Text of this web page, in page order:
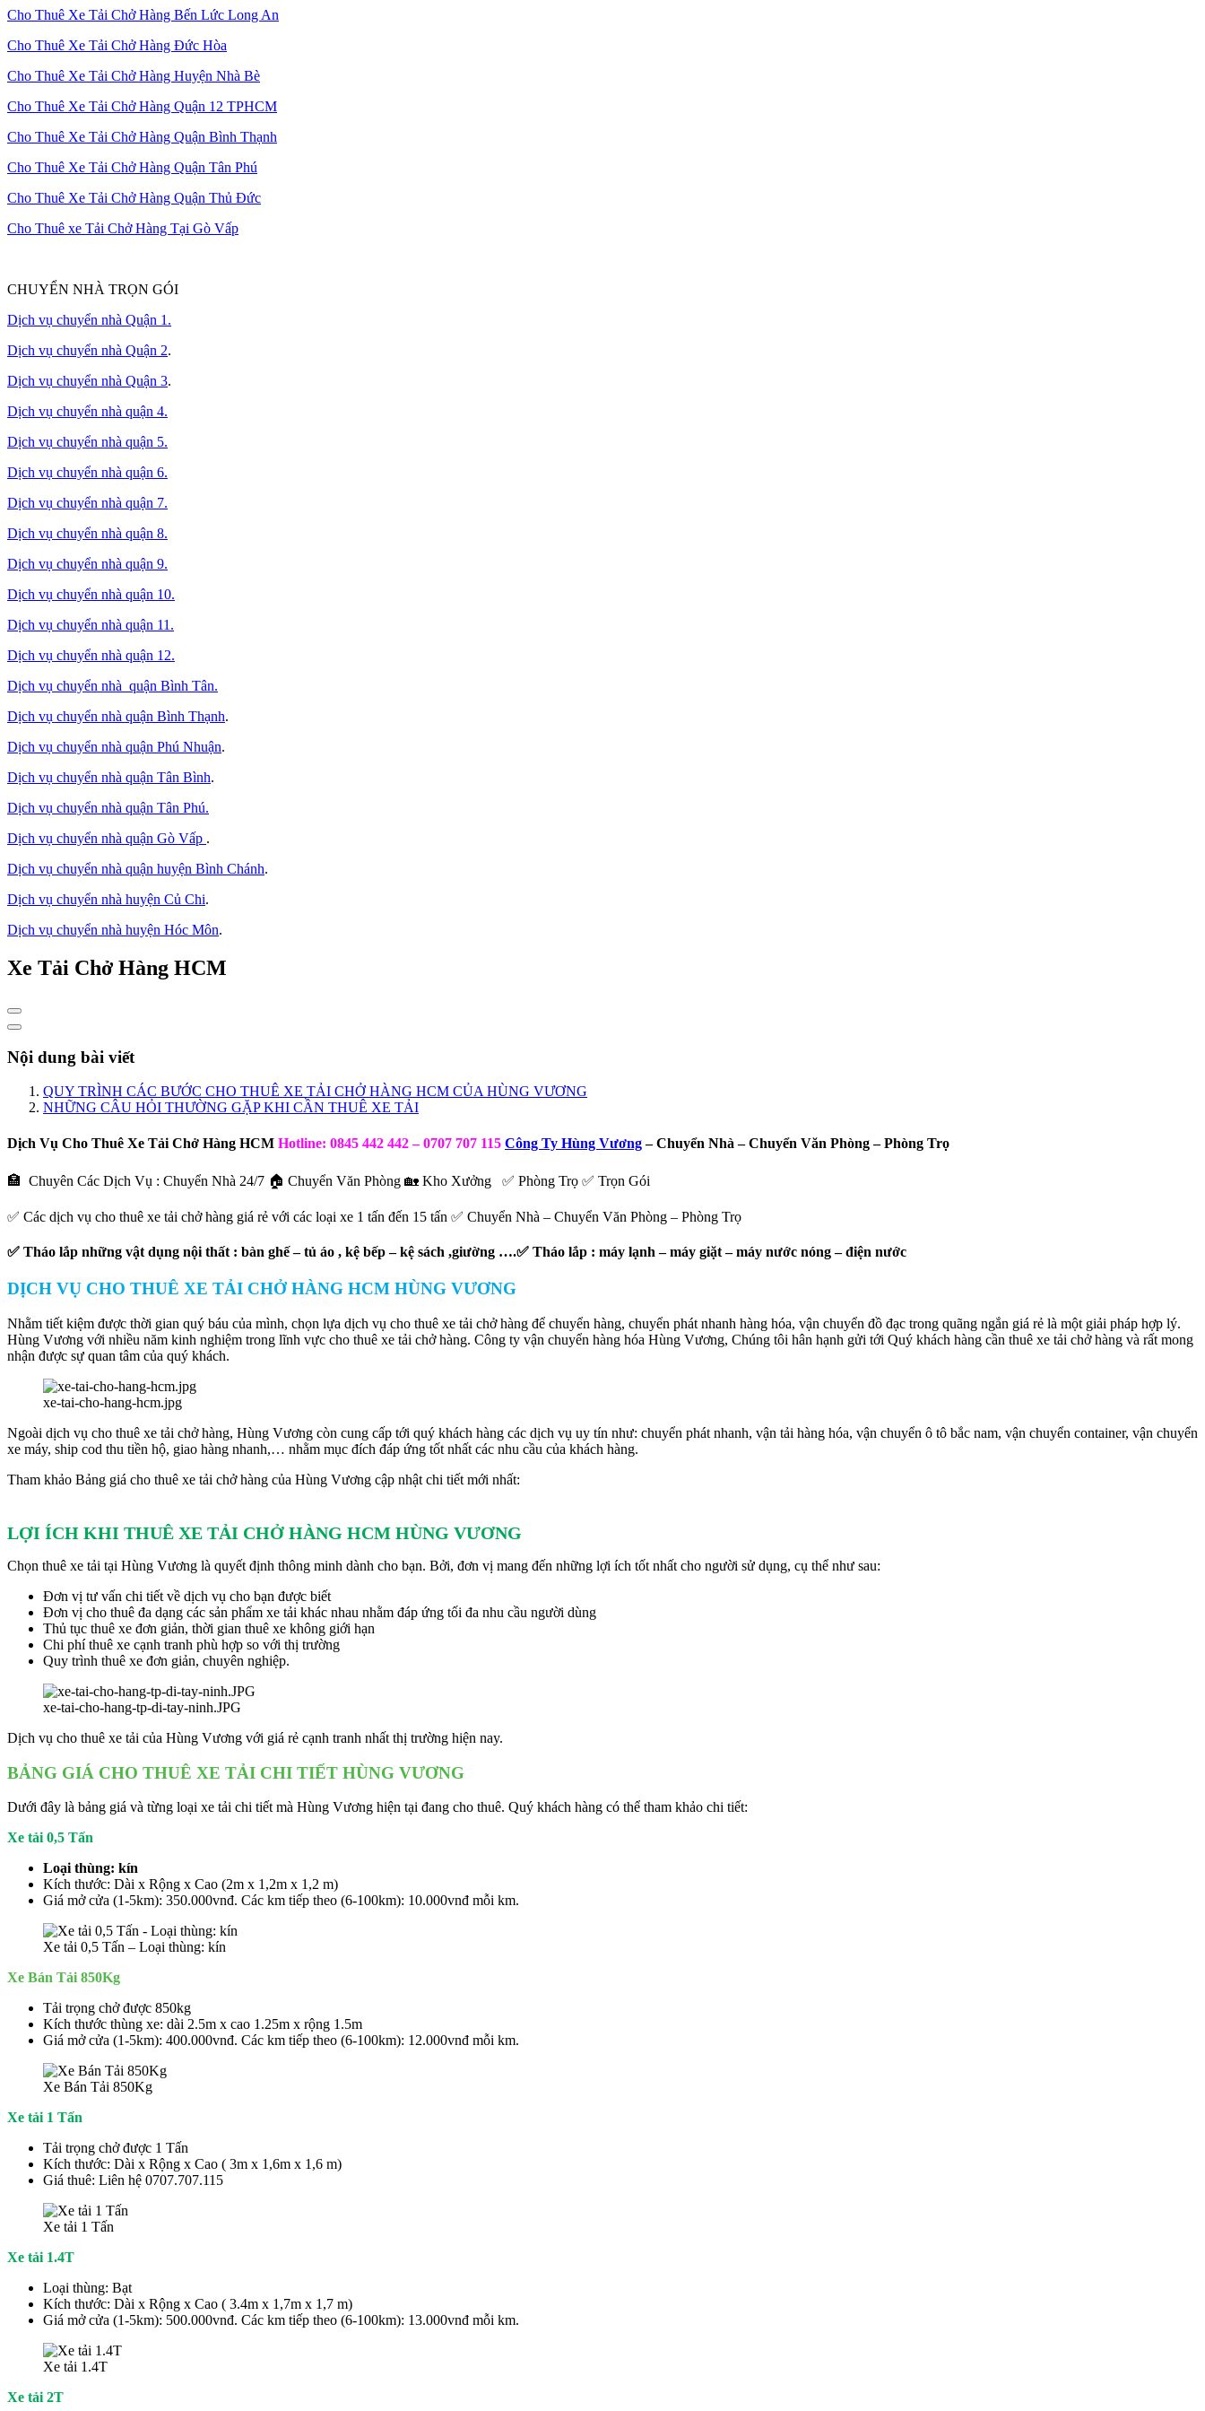
Cho Thuê Xe Tải Chở Hàng Bến Lức Long An
Cho Thuê Xe Tải Chở Hàng Đức Hòa
Cho Thuê Xe Tải Chở Hàng Huyện Nhà Bè
Cho Thuê Xe Tải Chở Hàng Quận 12 TPHCM
Cho Thuê Xe Tải Chở Hàng Quận Bình Thạnh
Cho Thuê Xe Tải Chở Hàng Quận Tân Phú
Cho Thuê Xe Tải Chở Hàng Quận Thủ Đức
Cho Thuê xe Tải Chở Hàng Tại Gò Vấp
CHUYỂN NHÀ TRỌN GÓI
Dịch vụ chuyển nhà Quận 1.
Dịch vụ chuyển nhà Quận 2.
Dịch vụ chuyển nhà Quận 3.
Dịch vụ chuyển nhà quận 4.
Dịch vụ chuyển nhà quận 5.
Dịch vụ chuyển nhà quận 6.
Dịch vụ chuyển nhà quận 7.
Dịch vụ chuyển nhà quận 8.
Dịch vụ chuyển nhà quận 9.
Dịch vụ chuyển nhà quận 10.
Dịch vụ chuyển nhà quận 11.
Dịch vụ chuyển nhà quận 12.
Dịch vụ chuyển nhà quận Bình Tân.
Dịch vụ chuyển nhà quận Bình Thạnh.
Dịch vụ chuyển nhà quận Phú Nhuận.
Dịch vụ chuyển nhà quận Tân Bình.
Dịch vụ chuyển nhà quận Tân Phú.
Dịch vụ chuyển nhà quận Gò Vấp .
Dịch vụ chuyển nhà quận huyện Bình Chánh.
Dịch vụ chuyển nhà huyện Củ Chi.
Dịch vụ chuyển nhà huyện Hóc Môn.
Xe Tải Chở Hàng HCM
Nội dung bài viết
QUY TRÌNH CÁC BƯỚC CHO THUÊ XE TẢI CHỞ HÀNG HCM CỦA HÙNG VƯƠNG
NHỮNG CÂU HỎI THƯỜNG GẶP KHI CẦN THUÊ XE TẢI
Dịch Vụ Cho Thuê Xe Tải Chở Hàng HCM Hotline: 0845 442 442 – 0707 707 115 Công Ty Hùng Vương– Chuyển Nhà – Chuyển Văn Phòng – Phòng Trọ
🏣 Chuyên Các Dịch Vụ : Chuyển Nhà 24/7 🏠 Chuyển Văn Phòng 🏡 Kho Xưởng ✅ Phòng Trọ ✅ Trọn Gói
✅ Các dịch vụ cho thuê xe tải chở hàng giá rẻ với các loại xe 1 tấn đến 15 tấn ✅ Chuyển Nhà – Chuyển Văn Phòng – Phòng Trọ
✅ Tháo lắp những vật dụng nội thất : bàn ghế – tủ áo , kệ bếp – kệ sách ,giường ….✅ Tháo lắp : máy lạnh – máy giặt – máy nước nóng – điện nước
DỊCH VỤ CHO THUÊ XE TẢI CHỞ HÀNG HCM HÙNG VƯƠNG
Nhằm tiết kiệm được thời gian quý báu của mình, chọn lựa dịch vụ cho thuê xe tải chở hàng để chuyển hàng, chuyển phát nhanh hàng hóa, vận chuyển đồ đạc trong quãng ngắn giá rẻ là một giải pháp hợp lý.
Hùng Vương với nhiều năm kinh nghiệm trong lĩnh vực cho thuê xe tải chở hàng. Công ty vận chuyển hàng hóa Hùng Vương, Chúng tôi hân hạnh gửi tới Quý khách hàng cần thuê xe tải chở hàng và rất mong
nhận được sự quan tâm của quý khách.
xe-tai-cho-hang-hcm.jpg
Ngoài dịch vụ cho thuê xe tải chở hàng, Hùng Vương còn cung cấp tới quý khách hàng các dịch vụ uy tín như: chuyển phát nhanh, vận tải hàng hóa, vận chuyển ô tô bắc nam, vận chuyển container, vận chuyển
xe máy, ship cod thu tiền hộ, giao hàng nhanh,… nhằm mục đích đáp ứng tốt nhất các nhu cầu của khách hàng.
Tham khảo Bảng giá cho thuê xe tải chở hàng của Hùng Vương cập nhật chi tiết mới nhất:
LỢI ÍCH KHI THUÊ XE TẢI CHỞ HÀNG HCM HÙNG VƯƠNG
Chọn thuê xe tải tại Hùng Vương là quyết định thông minh dành cho bạn. Bởi, đơn vị mang đến những lợi ích tốt nhất cho người sử dụng, cụ thể như sau:
Đơn vị tư vấn chi tiết về dịch vụ cho bạn được biết
Đơn vị cho thuê đa dạng các sản phẩm xe tải khác nhau nhằm đáp ứng tối đa nhu cầu người dùng
Thủ tục thuê xe đơn giản, thời gian thuê xe không giới hạn
Chi phí thuê xe cạnh tranh phù hợp so với thị trường
Quy trình thuê xe đơn giản, chuyên nghiệp.
xe-tai-cho-hang-tp-di-tay-ninh.JPG
Dịch vụ cho thuê xe tải của Hùng Vương với giá rẻ cạnh tranh nhất thị trường hiện nay.
BẢNG GIÁ CHO THUÊ XE TẢI CHI TIẾT HÙNG VƯƠNG
Dưới đây là bảng giá và từng loại xe tải chi tiết mà Hùng Vương hiện tại đang cho thuê. Quý khách hàng có thể tham khảo chi tiết:
Xe tải 0,5 Tấn
Loại thùng: kín
Kích thước: Dài x Rộng x Cao (2m x 1,2m x 1,2 m)
Giá mở cửa (1-5km): 350.000vnđ. Các km tiếp theo (6-100km): 10.000vnđ mỗi km.
Xe tải 0,5 Tấn – Loại thùng: kín
Xe Bán Tải 850Kg
Tải trọng chở được 850kg
Kích thước thùng xe: dài 2.5m x cao 1.25m x rộng 1.5m
Giá mở cửa (1-5km): 400.000vnđ. Các km tiếp theo (6-100km): 12.000vnđ mỗi km.
Xe Bán Tải 850Kg
Xe tải 1 Tấn
Tải trọng chở được 1 Tấn
Kích thước: Dài x Rộng x Cao ( 3m x 1,6m x 1,6 m)
Giá thuê: Liên hệ 0707.707.115
Xe tải 1 Tấn
Xe tải 1.4T
Loại thùng: Bạt
Kích thước: Dài x Rộng x Cao ( 3.4m x 1,7m x 1,7 m)
Giá mở cửa (1-5km): 500.000vnđ. Các km tiếp theo (6-100km): 13.000vnđ mỗi km.
Xe tải 1.4T
Xe tải 2T